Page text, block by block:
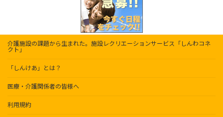
介護施設の課題から生まれた。施設レクリエーションサービス「しんわコネ
クト」
「しんけあ」とは？
医療・介護関係者の皆様へ
利用規約